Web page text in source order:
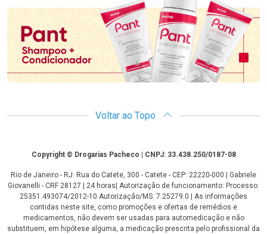
Voltar ao Topo
CopyrightCopyright © Drogarias Pacheco | CNPJ: 33.438.250/0187-08
Rio de Janeiro - RJ: Rua do Catete, 300 - Catete - CEP: 22220-000 | Gabriele
Giovanelli - CRF 28127 | 24 horas| Autorização de funcionamento: Processo:
25351.493074/2012-10 Autorização/MS: 7.25279.0 | As informações
contidas neste site, como promoções e ofertas de remédios e
medicamentos, não devem ser usadas para automedicação e não
substituem, em hipótese alguma, a medicação prescrita pelo profissional da